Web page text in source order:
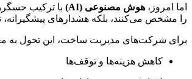
اما امروز، هوش مصنوعی (AI)
با ترکیب
را مشخص می‌کنند، بلکه هشدارهای پیشگیرانه،
برای شرکت‌های مدیریت ساخت، این تحول به
کاهش هزینه‌ها و توقف‌ها